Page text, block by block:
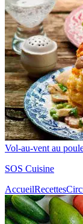
Vol-au-vent au
SOS Cuisine
AccueilRecettes